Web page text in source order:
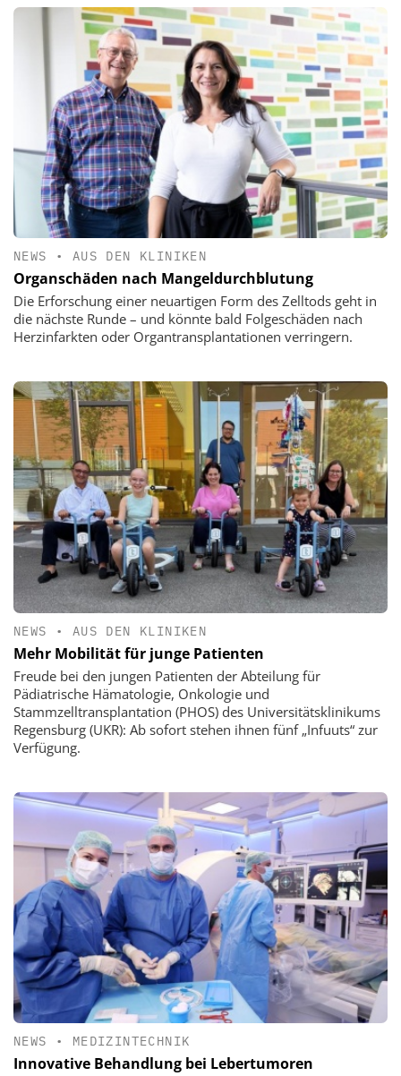
NEWS • AUS DEN KLINIKEN
Organschäden nach Mangeldurchblutung
Die Erforschung einer neuartigen Form des Zelltods geht in
die nächste Runde – und könnte bald Folgeschäden nach
Herzinfarkten oder Organtransplantationen verringern.
NEWS • AUS DEN KLINIKEN
Mehr Mobilität für junge Patienten
Freude bei den jungen Patienten der Abteilung für
Pädiatrische Hämatologie, Onkologie und
Stammzelltransplantation (PHOS) des Universitätsklinikums
Regensburg (UKR): Ab sofort stehen ihnen fünf „Infuuts“ zur
Verfügung.
NEWS • MEDIZINTECHNIK
Innovative Behandlung bei Lebertumoren